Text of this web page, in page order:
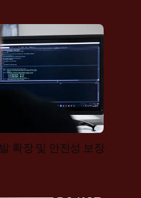
확장 및 안전성 보장